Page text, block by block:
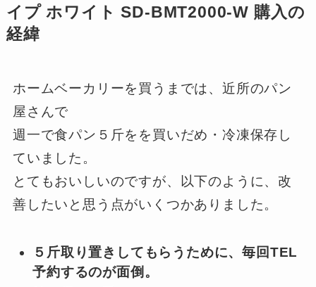
イプ ホワイト SD-BMT2000-W 購入の
経緯
ホームベーカリーを買うまでは、近所のパン
屋さんで
週一で食パン５斤をを買いだめ・冷凍保存し
ていました。
とてもおいしいのですが、以下のように、改
善したいと思う点がいくつかありました。
５斤取り置きしてもらうために、毎回TEL
予約するのが面倒。